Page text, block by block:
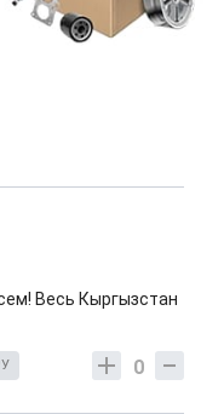
Весь Кыргызстан
0